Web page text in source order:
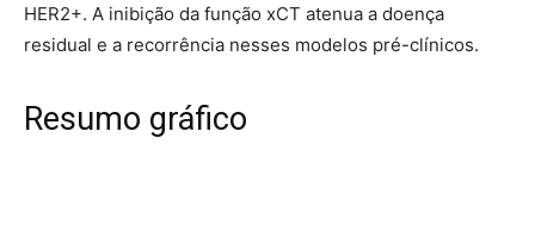
HER2+. A inibição da função xCT atenua a doença
residual e a recorrência nesses modelos pré-clínicos.
Resumo gráfico